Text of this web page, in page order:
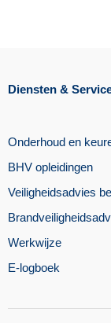
Diensten &
Onderhoud en
BHV opleidingen
Veiligheidsadvies
Werkwijze
E-logboek